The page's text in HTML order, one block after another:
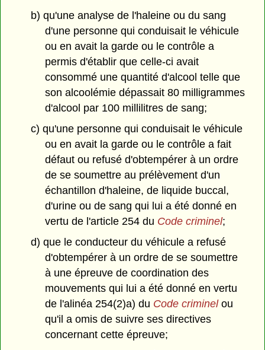
b) qu'une analyse de l'haleine ou du sang
d'une personne qui conduisait le véhicule
ou en avait la garde ou le contrôle a
permis d'établir que celle-ci avait
consommé une quantité d'alcool telle que
son alcoolémie dépassait 80 milligrammes
d'alcool par 100 millilitres de sang;
c) qu'une personne qui conduisait le véhicule
ou en avait la garde ou le contrôle a fait
défaut ou refusé d'obtempérer à un ordre
de se soumettre au prélèvement d'un
échantillon d'haleine, de liquide buccal,
d'urine ou de sang qui lui a été donné en
vertu de l'article 254 du Code criminel;
d) que le conducteur du véhicule a refusé
d'obtempérer à un ordre de se soumettre
à une épreuve de coordination des
mouvements qui lui a été donné en vertu
de l'alinéa 254(2)a) du Code criminelou
qu'il a omis de suivre ses directives
concernant cette épreuve;